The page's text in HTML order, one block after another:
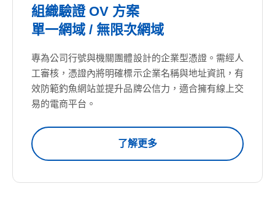
組織驗證 OV 方案
單一網域 / 無限次網域
專為公司行號與機關團體設計的企業型憑證。需經人
工審核，憑證內將明確標示企業名稱與地址資訊，有
效防範釣魚網站並提升品牌公信力，適合擁有線上交
易的電商平台。
了解更多